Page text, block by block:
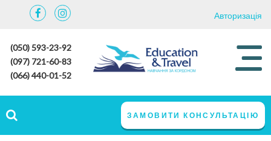
Авторизація
(050) 593-23-92
(097) 721-60-83
(066) 440-01-52
ЗАМОВИТИ КОНСУЛЬТАЦІЮ